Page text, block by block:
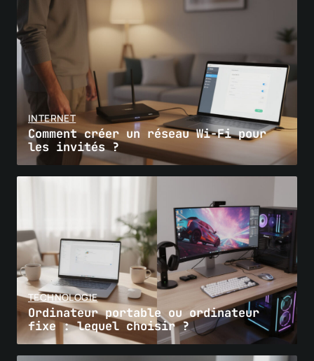
INTERNET
Comment créer un réseau Wi-Fi pour
les invités ?
TECHNOLOGIE
Ordinateur portable ou ordinateur
fixe : lequel choisir ?